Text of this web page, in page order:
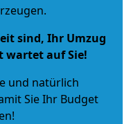
sind, Ihr Umzug
wartet auf Sie!
und natürlich
Sie Ihr Budget